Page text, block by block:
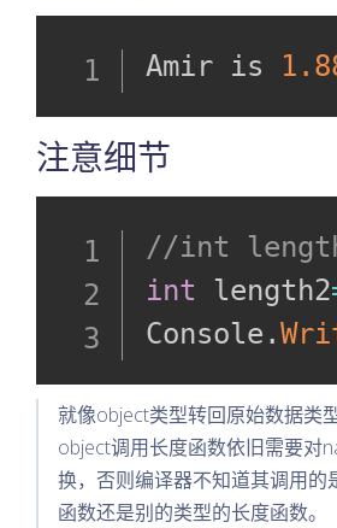
Amir is
注意细节
//int
int length2
Console .
就像object类型转回原始数据类
object调用长度函数依旧需要对
换，否则编译器不知道其调用的
函数还是别的类型的长度函数。